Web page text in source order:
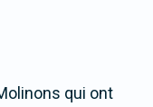
qui ont